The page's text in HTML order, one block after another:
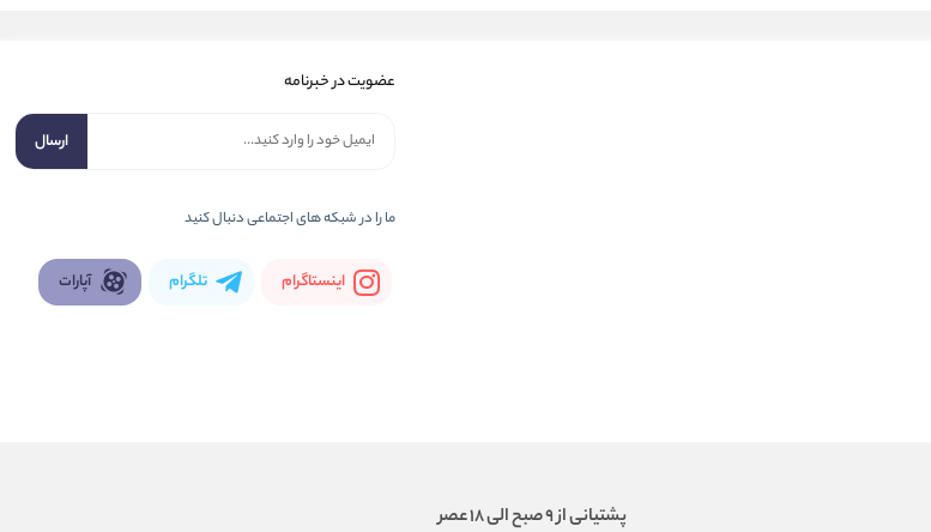
عضویت در خبرنامه
ارسال
ما را در شبكه های اجتماعی دنبال کنید
اینستاگرام تلگرام آپارات
پشتیانی از 9 صبح الی 18 عصر